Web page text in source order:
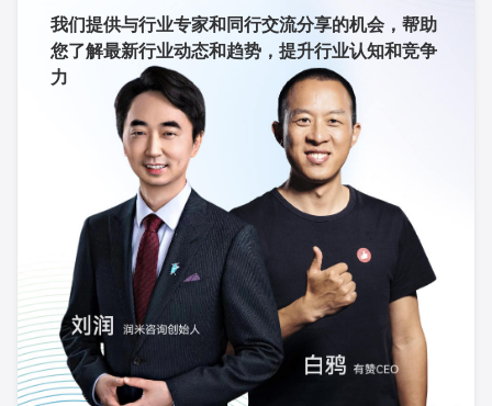
我们提供与行业专家和同行交流分享的机会，帮助
您了解最新行业动态和趋势，提升行业认知和竞争
力